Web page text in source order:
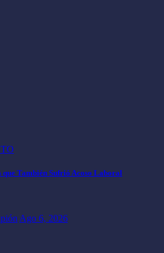
También Sufrió Acoso Laboral
Ago 6, 2026